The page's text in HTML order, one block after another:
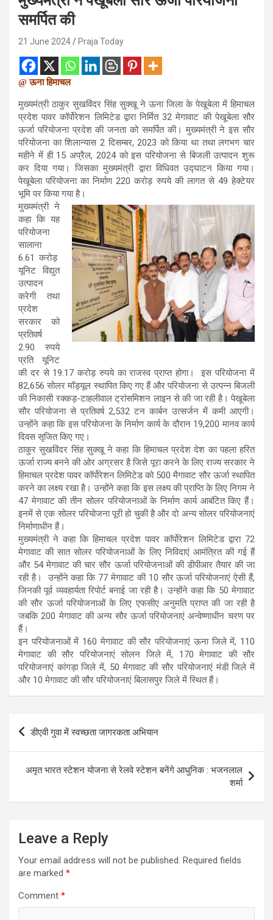
समर्पित की
21 June 2024 Praja Today
@ ऊना हिमाचल
मुख्यमंत्री ठाकुर सुखविंदर सिंह सुक्खू ने ऊना जिला के पेखूबेला में हिमाचल
प्रदेश पावर कॉर्पोरेशन लिमिटेड द्वारा निर्मित 32 मेगावाट की पेखूबेला सौर
ऊर्जा परियोजना प्रदेश की जनता को समर्पित की। मुख्यमंत्री ने इस सौर
परियोजना का शिलान्यास 2 दिसम्बर, 2023 को किया था तथा लगभग चार
महीने में ही 15 अप्रैल, 2024 को इस परियोजना से बिजली उत्पादन शुरू
कर दिया गया। जिसका मुख्यमंत्री द्वारा विधिवत उद्घाटन किया गया।
पेखूबेला परियोजना का निर्माण 220 करोड़ रुपये की लागत से 49 हेक्टेयर
भूमि पर किया गया है।
मुख्यमंत्री ने
कहा कि यह
परियोजना
सालाना
6.61 करोड़
यूनिट विद्युत
उत्पादन
करेगी तथा
प्रदेश
सरकार को
प्रतिवर्ष
2.90 रुपये
प्रति यूनिट
की दर से 19.17 करोड़ रुपये का राजस्व प्राप्त होगा। इस परियोजना में
82,656 सोलर मॉड्यूल स्थापित किए गए हैं और परियोजना से उत्पन्न बिजली
की निकासी रक्कड़-टाहलीवाल ट्रांसमिशन लाइन से की जा रही है। पेखूबेला
सौर परियोजना से प्रतिवर्ष 2,532 टन कार्बन उत्सर्जन में कमी आएगी।
उन्होंने कहा कि इस परियोजना के निर्माण कार्य के दौरान 19,200 मानव कार्य
दिवस सृजित किए गए।
ठाकुर सुखविंदर सिंह सुक्खू ने कहा कि हिमाचल प्रदेश देश का पहला हरित
ऊर्जा राज्य बनने की ओर अग्रसर है जिसे पूरा करने के लिए राज्य सरकार ने
हिमाचल प्रदेश पावर कॉर्पोरेशन लिमिटेड को 500 मैगावाट सौर ऊर्जा स्थापित
करने का लक्ष्य रखा है। उन्होंने कहा कि इस लक्ष्य की प्राप्ति के लिए निगम ने
47 मेगावाट की तीन सोलर परियोजनाओं के निर्माण कार्य आबंटित किए हैं।
इनमें से एक सोलर परियोजना पूरी हो चुकी है और दो अन्य सोलर परियोजनाएं
निर्माणाधीन हैं।
मुख्यमंत्री ने कहा कि हिमाचल प्रदेश पावर कॉर्पोरेशन लिमिटेड द्वारा 72
मेगावाट की सात सोलर परियोजनाओं के लिए निविदाएं आमंत्रित की गई हैं
और 54 मेगावाट की चार सौर ऊर्जा परियोजनाओं की डीपीआर तैयार की जा
रही है। उन्होंने कहा कि 77 मेगावाट की 10 सौर ऊर्जा परियोजनाएं ऐसी हैं,
जिनकी पूर्व व्यवहार्यता रिपोर्ट बनाई जा रही है। उन्होंने कहा कि 50 मेगावाट
की सौर ऊर्जा परियोजनाओं के लिए एफसीए अनुमति प्राप्त की जा रही है
जबकि 200 मेगावाट की अन्य सौर ऊर्जा परियोजनाएं अन्वेष्णाधीन चरण पर
हैं।
इन परियोजनाओं में 160 मेगावाट की सौर परियोजनाएं ऊना जिले में, 110
मेगावाट की सौर परियोजनाएं सोलन जिले में, 170 मेगावाट की सौर
परियोजनाएं कांगड़ा जिले में, 50 मेगावाट की सौर परियोजनाएं मंडी जिले में
और 10 मेगावाट की सौर परियोजनाएं बिलासपुर जिले में स्थित हैं।
Post
navigation
डीएवी गुवा में स्वच्छता जागरकता अभियान
अमृत भारत स्टेशन योजना से रेलवे स्टेशन बनेंगे आधुनिक : भजनलाल
शर्मा
Leave a Reply
Your email address will not be published. Required fields
are marked *
Comment *